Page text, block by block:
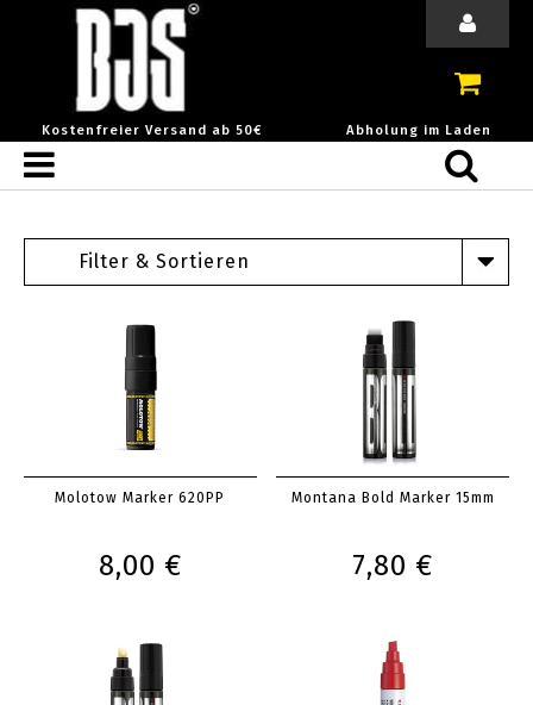
Kostenfreier Versand ab 50€ Abholung im Laden
Filter & Sortieren
Molotow Marker 620PP
8,00 €
Montana Bold Marker 15mm
7,80 €